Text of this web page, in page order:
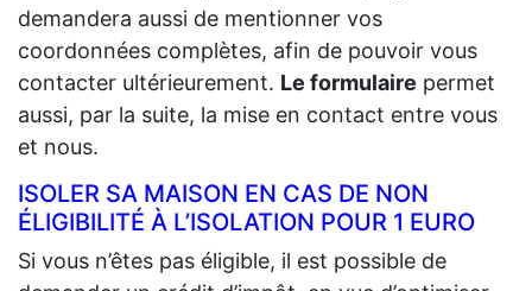
demandera aussi de mentionner vos
coordonnées complètes, afin de pouvoir vous
contacter ultérieurement. Le formulaire permet
aussi, par la suite, la mise en contact entre vous
et nous.
ISOLER SA MAISON EN CAS DE NON
ÉLIGIBILITÉ À L’ISOLATION POUR 1 EURO
Si vous n’êtes pas éligible, il est possible de